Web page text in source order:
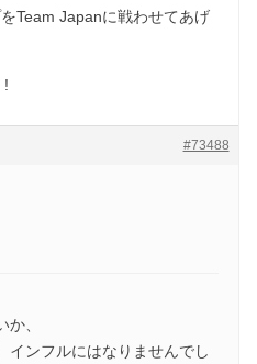
Team Japanに戦わせてあげ
!
#73488
、
インフルにはなりませんでし